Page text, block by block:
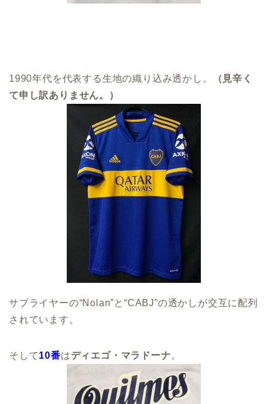
1990年代を代表する生地の織り込み透かし。
（見辛く
て申し訳ありません。）
サプライヤーの“Nolan”と“CABJ”の透かしが交互に配列
されています。
そして10番はディエゴ・マラドーナ。